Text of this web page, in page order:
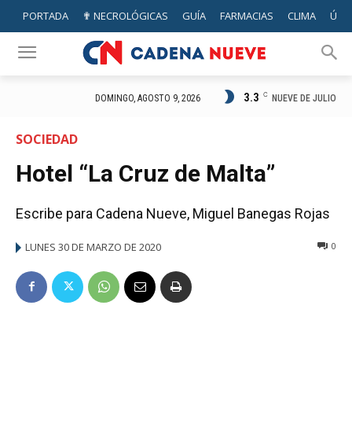
PORTADA ✟ NECROLÓGICAS GUÍA FARMACIAS CLIMA
DOMINGO, AGOSTO 9, 2026 3.3 C NUEVE DE JULIO
SOCIEDAD
Hotel “La Cruz de Malta”
Escribe para Cadena Nueve, Miguel Banegas Rojas
LUNES 30 DE MARZO DE 2020 0